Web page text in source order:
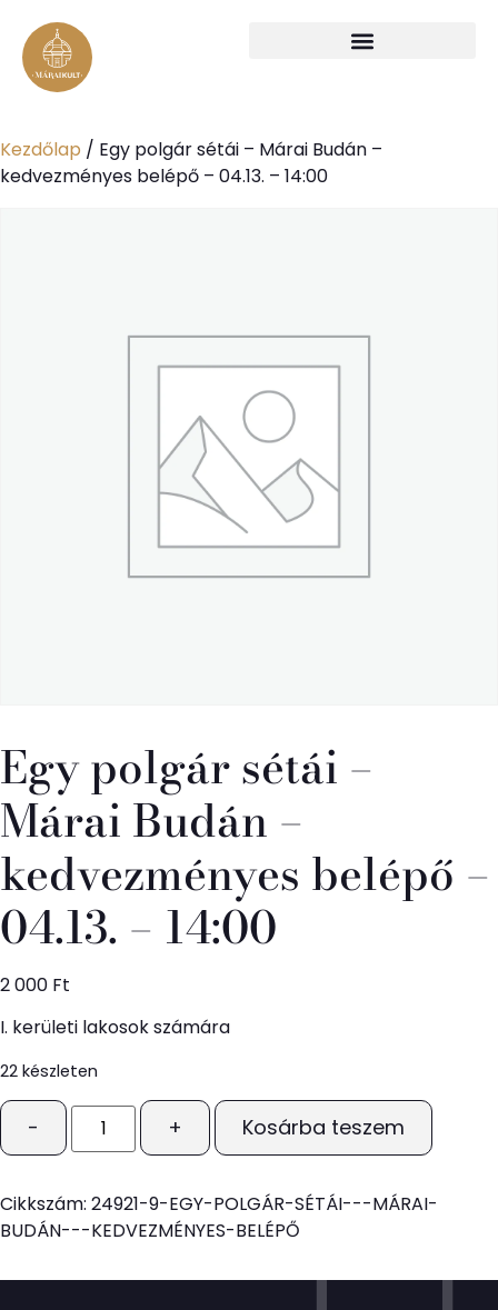
Kezdőlap / Egy polgár sétái – Márai Budán –
kedvezményes belépő – 04.13. – 14:00
Egy polgár sétái –
Márai Budán –
kedvezményes belépő –
04.13. – 14:00
2 000 Ft
I. kerületi lakosok számára
22 készleten
- + Kosárba teszem
Cikkszám: 24921-9-EGY-POLGÁR-SÉTÁI---MÁRAI-
BUDÁN---KEDVEZMÉNYES-BELÉPŐ